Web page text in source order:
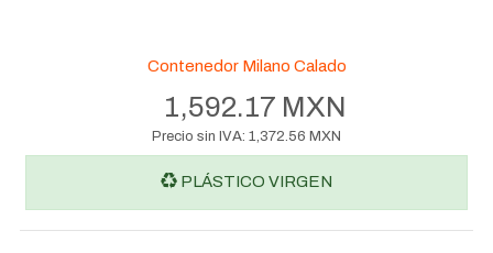
Contenedor Milano Calado
1,592.17 MXN
Precio sin IVA: 1,372.56 MXN
PLÁSTICO VIRGEN